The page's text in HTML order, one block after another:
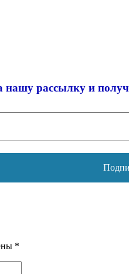
нашу рассылку и
*